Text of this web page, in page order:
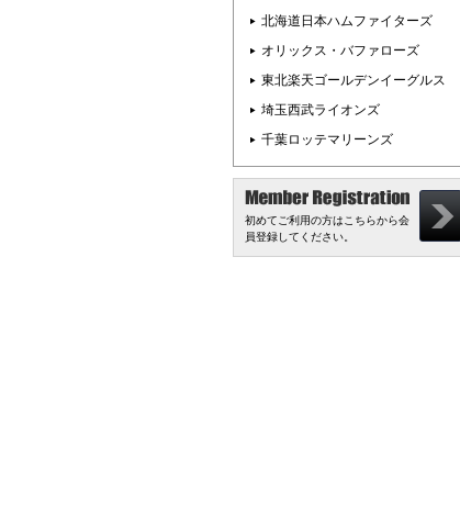
北海道日本ハムファイターズ
オリックス・バファローズ
東北楽天ゴールデンイーグルス
埼玉西武ライオンズ
千葉ロッテマリーンズ
初めてご利用の方はこちらから会
員登録してください。